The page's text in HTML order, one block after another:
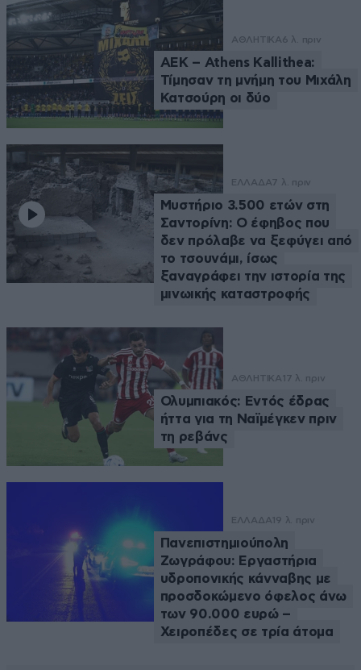
ΑΘΛΗΤΙΚΑ6 λ. πριν
ΑΕΚ – Athens Kallithea:
Τίμησαν τη μνήμη του Μιχάλη
Κατσούρη οι δύο
ΕΛΛΑΔΑ7 λ. πριν
Μυστήριο 3.500 ετών στη
Σαντορίνη: Ο έφηβος που
δεν πρόλαβε να ξεφύγει από
το τσουνάμι, ίσως
ξαναγράφει την ιστορία της
μινωικής καταστροφής
ΑΘΛΗΤΙΚΑ 17 λ. πριν
Ολυμπιακός: Εντός έδρας
ήττα για τη Ναϊμέγκεν πριν
τη ρεβάνς
ΕΛΛΑΔΑ 19 λ. πριν
Πανεπιστημιούπολη
Ζωγράφου: Εργαστήρια
υδροπονικής κάνναβης με
προσδοκώμενο όφελος άνω
των 90.000 ευρώ –
Χειροπέδες σε τρία άτομα